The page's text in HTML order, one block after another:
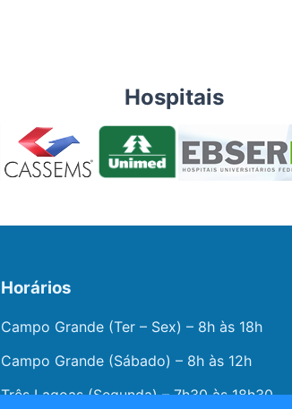
Hospitais
Horários
Campo Grande (Ter – Sex) – 8h às 18h
Campo Grande (Sábado) – 8h às 12h
Três Lagoas (Segunda) – 7h30 às 18h30